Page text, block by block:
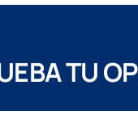
TU